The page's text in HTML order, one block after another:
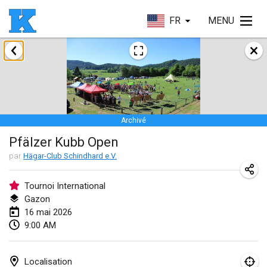
FR MENU
Archivé
Pfälzer Kubb Open
par Hägar-Club Schindhard e.V.
Tournoi International
Gazon
16 mai 2026
9:00 AM
Localisation
janvier 2026
Skuffle for the Shovel
17 janv. 2026|États-Unis
Skuffle for the Shovel
17 janv. 2026 |États-Unis
Winterkubb
25 janv. 2026|Belgique
mars 2026
Winter Kubb Mött